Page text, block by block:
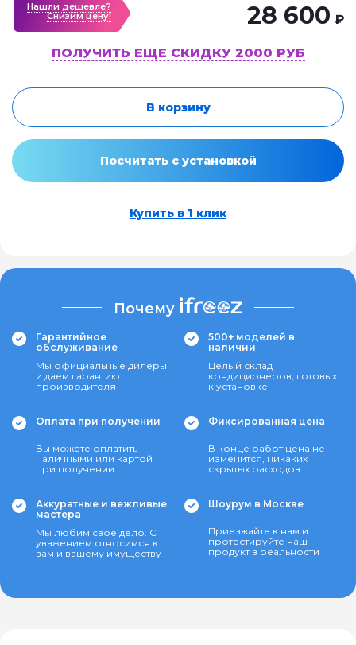
Нашли дешевле?
Cнизим цену!
28 600 ₽
ПОЛУЧИТЬ ЕЩЕ СКИДКУ 2000 РУБ
В корзину
Посчитать с установкой
Купить в 1 клик
Почему
Гарантийное
обслуживание
Мы официальные дилеры
и даем гарантию
производителя
500+ моделей в
наличии
Целый склад
кондиционеров, готовых
к установке
Оплата при получении
Вы можете оплатить
наличными или картой
при получении
Фиксированная цена
В конце работ цена не
изменится, никаких
скрытых расходов
Аккуратные и вежливые
мастера
Мы любим свое дело. С
уважением относимся к
вам и вашему имуществу
Шоурум в Москве
Приезжайте к нам и
протестируйте наш
продукт в реальности